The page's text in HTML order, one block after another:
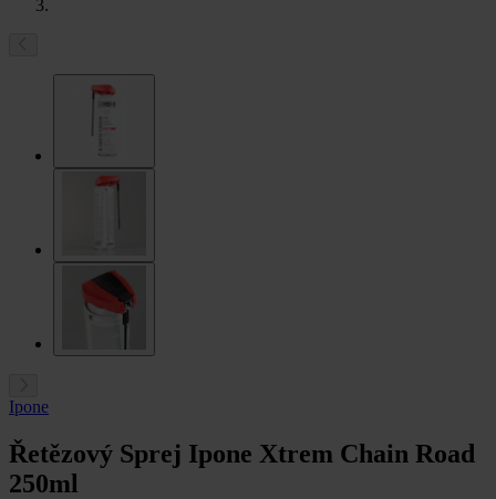
Ipone
Řetězový Sprej Ipone Xtrem Chain Road
250ml